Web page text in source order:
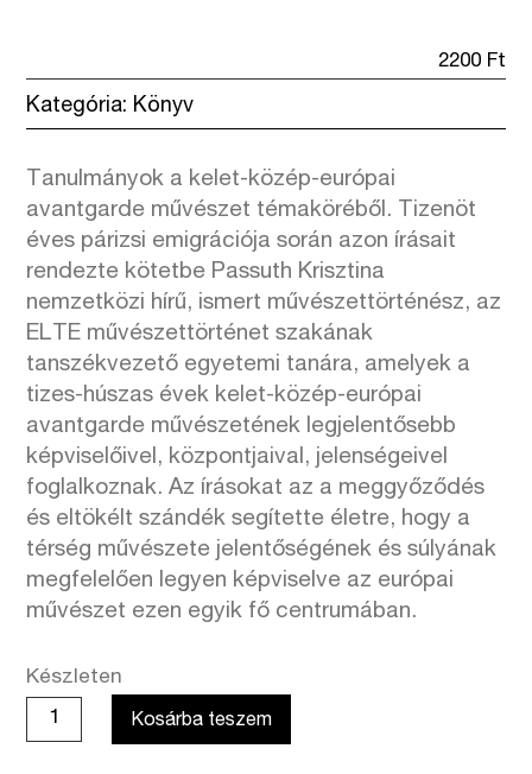
2200 Ft
Kategória: Könyv
Tanulmányok a kelet-közép-európai
avantgarde művészet témaköréből. Tizenöt
éves párizsi emigrációja során azon írásait
rendezte kötetbe Passuth Krisztina
nemzetközi hírű, ismert művészettörténész, az
ELTE művészettörténet szakának
tanszékvezető egyetemi tanára, amelyek a
tizes-húszas évek kelet-közép-európai
avantgarde művészetének legjelentősebb
képviselőivel, központjaival, jelenségeivel
foglalkoznak. Az írásokat az a meggyőződés
és eltökélt szándék segítette életre, hogy a
térség művészete jelentőségének és súlyának
megfelelően legyen képviselve az európai
művészet ezen egyik fő centrumában.
Készleten
Passuth
Krisztina:
Kosárba teszem